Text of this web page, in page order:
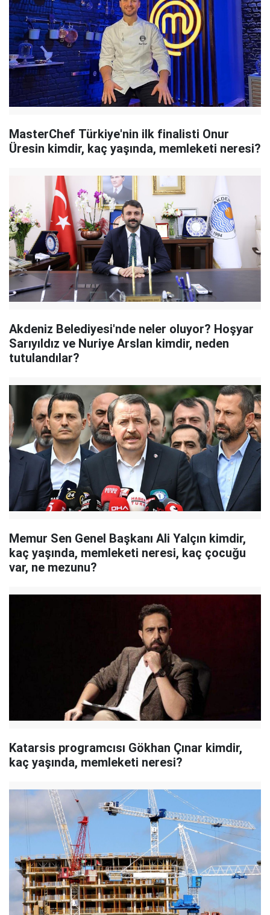
MasterChef Türkiye'nin ilk finalisti Onur
Üresin kimdir, kaç yaşında, memleketi neresi?
Akdeniz Belediyesi'nde neler oluyor? Hoşyar
Sarıyıldız ve Nuriye Arslan kimdir, neden
tutulandılar?
Memur Sen Genel Başkanı Ali Yalçın kimdir,
kaç yaşında, memleketi neresi, kaç çocuğu
var, ne mezunu?
Katarsis programcısı Gökhan Çınar kimdir,
kaç yaşında, memleketi neresi?